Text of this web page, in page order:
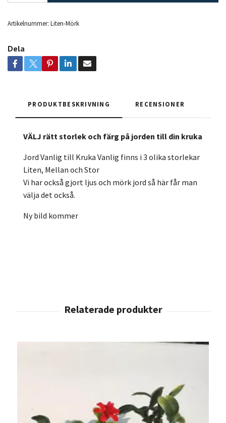
Artikelnummer: Liten-Mörk
Dela
PRODUKTBESKRIVNING RECENSIONER
VÄLJ rätt storlek och färg på jorden till din kruka
Jord Vanlig till Kruka Vanlig finns i 3 olika storlekar
Liten, Mellan och Stor
Vi har också gjort ljus och mörk jord så här får man
välja det också.
Ny bild kommer